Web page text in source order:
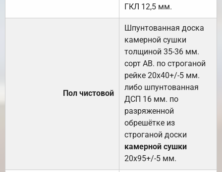
ГКЛ 12,5 мм.
Пол чистовой
Шпунтованная доска
камерной сушки
толщиной 35-36 мм.
сорт АВ. по строганой
рейке 20х40+/-5 мм.
либо шпунтованная
ДСП 16 мм. по
разряженной
обрешётке из
строганой доски
камерной сушки
20х95+/-5 мм.